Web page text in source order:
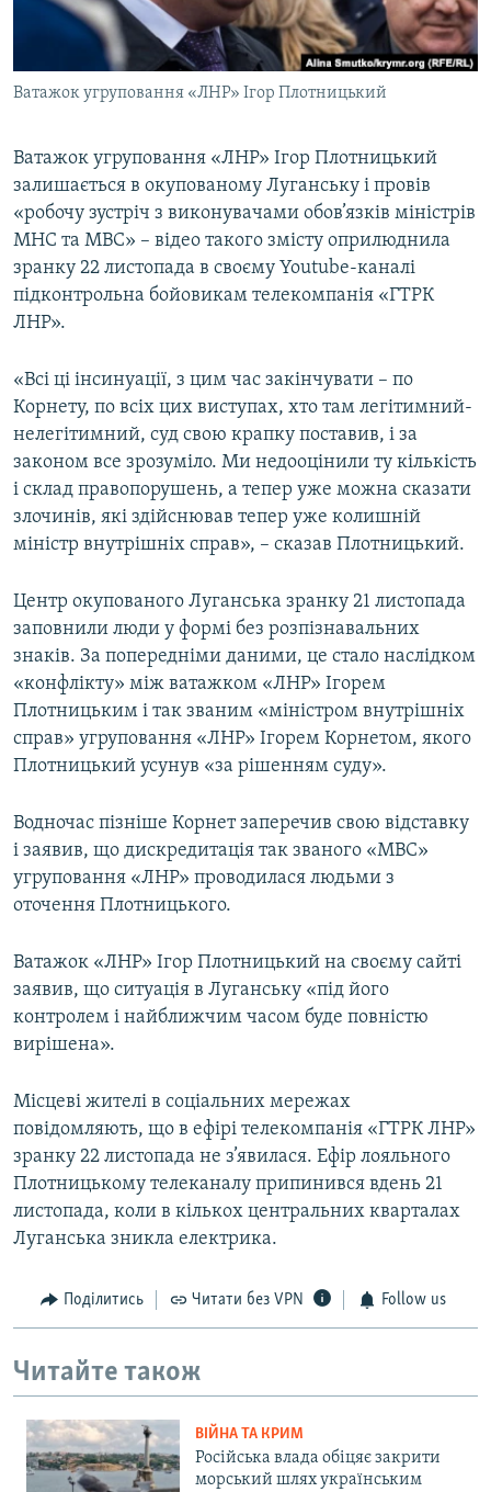
ВІДЕОУРОКИ «ELIFBE»
СВІДЧЕННЯ ОКУПАЦІЇ
УКРАЇНСЬКА ПРОБЛЕМА КРИМУ
Русский
Qırımtatar
Усі сайти RFE/RL
Ватажок угруповання «ЛНР» Ігор Плотницький
Ватажок угруповання «ЛНР» Ігор Плотницький
залишається в окупованому Луганську і провів
«робочу зустріч з виконувачами обов’язків міністрів
МНС та МВС» – відео такого змісту оприлюднила
зранку 22 листопада в своєму Youtube-каналі
підконтрольна бойовикам телекомпанія «ГТРК
ЛНР».
«Всі ці інсинуації, з цим час закінчувати – по
Корнету, по всіх цих виступах, хто там легітимний-
нелегітимний, суд свою крапку поставив, і за
законом все зрозуміло. Ми недооцінили ту кількість
і склад правопорушень, а тепер уже можна сказати
злочинів, які здійснював тепер уже колишній
міністр внутрішніх справ», – сказав Плотницький.
Центр окупованого Луганська зранку 21 листопада
заповнили люди у формі без розпізнавальних
знаків. За попередніми даними, це стало наслідком
«конфлікту» між ватажком «ЛНР» Ігорем
Плотницьким і так званим «міністром внутрішніх
справ» угруповання «ЛНР» Ігорем Корнетом, якого
Плотницький усунув «за рішенням суду».
Водночас пізніше Корнет заперечив свою відставку
і заявив, що дискредитація так званого «МВС»
угруповання «ЛНР» проводилася людьми з
оточення Плотницького.
Ватажок «ЛНР» Ігор Плотницький на своєму сайті
заявив, що ситуація в Луганську «під його
контролем і найближчим часом буде повністю
вирішена».
Місцеві жителі в соціальних мережах
повідомляють, що в ефірі телекомпанія «ГТРК ЛНР»
зранку 22 листопада не з’явилася. Ефір лояльного
Плотницькому телеканалу припинився вдень 21
листопада, коли в кількох центральних кварталах
Луганська зникла електрика.
Поділитись Читати без VPN Follow us
Читайте також
ВІЙНА ТА КРИМ
Російська влада обіцяє закрити
морський шлях українським